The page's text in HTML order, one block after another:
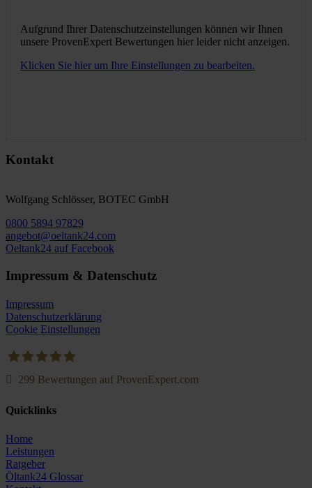
Aufgrund Ihrer Datenschutzeinstellungen können wir Ihnen
unsere ProvenExpert Bewertungen hier leider nicht anzeigen.
Klicken Sie hier um Ihre Einstellungen zu bearbeiten.
Kontakt
Wolfgang Schlösser, BOTEC GmbH
0800 5894 97829
angebot@oeltank24.com
Oeltank24 auf Facebook
Impressum & Datenschutz
Impressum
Datenschutzerklärung
Cookie Einstellungen
299 Bewertungen auf ProvenExpert.com
Quicklinks
Home
Leistungen
Ratgeber
Öltank24 Glossar